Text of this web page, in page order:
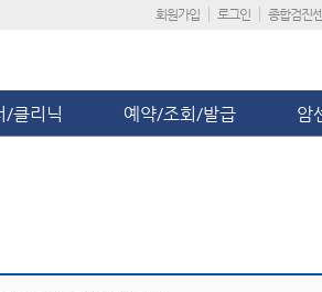
회원가입 로그인 종합검진
/클리닉 예약/조회/발급 암